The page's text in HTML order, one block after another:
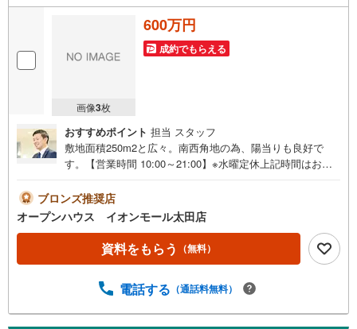
画像3枚
600万円
成約でもらえる
おすすめポイント 担当 スタッフ
敷地面積250m2と広々。南西角地の為、陽当りも良好で
す。【営業時間 10:00～21:00】※水曜定休上記時間はお電
ださい！現地を見学される場合は「室内・現地を見学する
（無料）」ボタンよりご希望の日時をご記入いただけます
とスムーズにご案内が可能です。◎現地のご案内につい
て・平日や夜遅い時間帯もご案内が可能 ※定休日を除く・
経験豊富なスタッフが物件詳細を丁寧にご説明いたしま
ます。・チャイルドシートのご用意ございます。◎個別FP
ブロンズ推奨店
オープンハウス イオンモール太田店
資料をもらう （無料）
電話する （通話料無料）